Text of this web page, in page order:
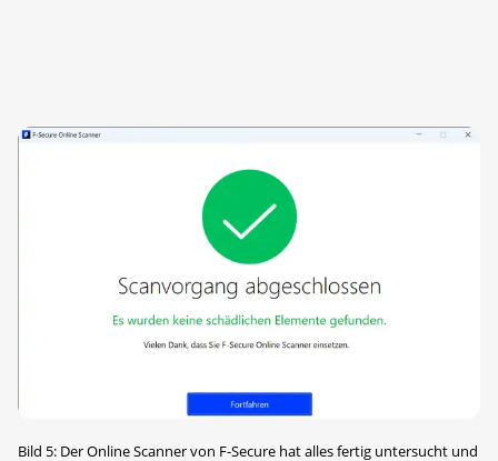
Bild 5: Der Online Scanner von F-Secure hat alles fertig untersucht und